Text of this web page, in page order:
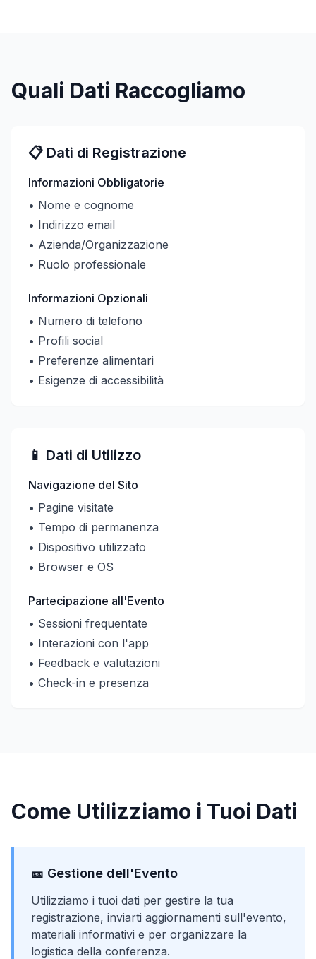
Quali Dati Raccogliamo
📋 Dati di Registrazione
Informazioni Obbligatorie
• Nome e cognome
• Indirizzo email
• Azienda/Organizzazione
• Ruolo professionale
Informazioni Opzionali
• Numero di telefono
• Profili social
• Preferenze alimentari
• Esigenze di accessibilità
📱 Dati di Utilizzo
Navigazione del Sito
• Pagine visitate
• Tempo di permanenza
• Dispositivo utilizzato
• Browser e OS
Partecipazione all'Evento
• Sessioni frequentate
• Interazioni con l'app
• Feedback e valutazioni
• Check-in e presenza
Come Utilizziamo i Tuoi Dati
🎫 Gestione dell'Evento
Utilizziamo i tuoi dati per gestire la tua
registrazione, inviarti aggiornamenti sull'evento,
materiali informativi e per organizzare la
logistica della conferenza.